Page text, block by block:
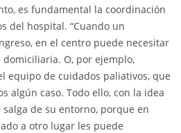
es fundamental la coordinación
del hospital. “Cuando un
en el centro puede necesitar
O, por ejemplo,
equipo de cuidados paliativos, que
algún caso. Todo ello, con la idea
de su entorno, porque en
a otro lugar les puede